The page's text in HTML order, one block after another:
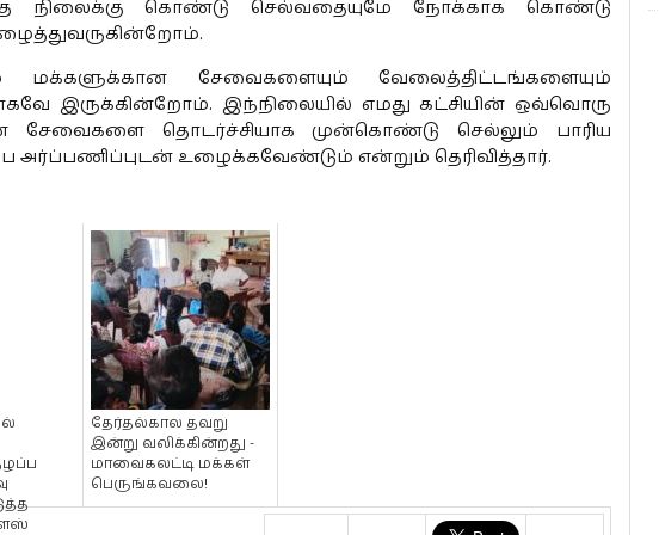
நிலைக்கு கொண்டு செல்வதையுமே நோக்காக கொண்டு
மக்களுக்கான சேவைகளையும் வேலைத்திட்டங்களையும்
இருக்கின்றோம். இந்நிலையில் எமது கட்சியின் ஒவ்வொரு
சேவைகளை தொடர்ச்சியாக முன்கொண்டு செல்லும் பாரிய
அர்ப்பணிப்புடன் உழைக்கவேண்டும் என்றும் தெரிவித்தார்.
தேர்தல்கால தவறு
இன்று வலிக்கின்றது -
மாவைகலட்டி மக்கள்
பெருங்கவலை!